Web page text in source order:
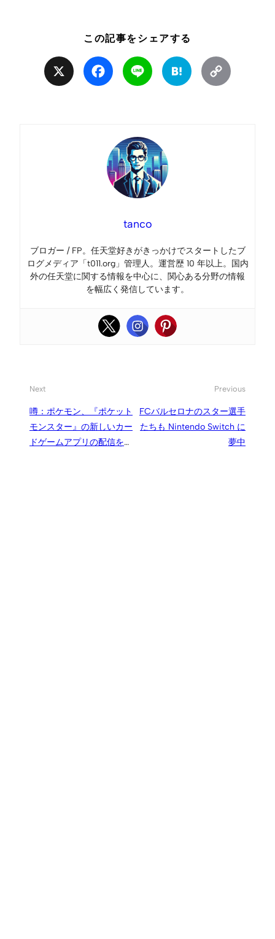
この記事をシェアする
Facebook Line Hatena
tanco
ブロガー / FP。任天堂好きがきっかけでスタートしたブ
ログメディア「t011.org」管理人。運営歴 10 年以上。国内
外の任天堂に関する情報を中心に、関心ある分野の情報
を幅広く発信しています。
Next
噂：ポケモン、『ポケット
モンスター』の新しいカー
ドゲームアプリの配信を計
Previous
FCバルセロナのスター選手
たちも Nintendo Switch に
夢中